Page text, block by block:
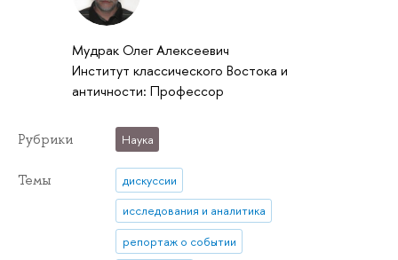
Мудрак Олег Алексеевич
Институт классического Востока и
античности: Профессор
Рубрики Наука
Темы
дискуссии
исследования и аналитика
репортаж о событии